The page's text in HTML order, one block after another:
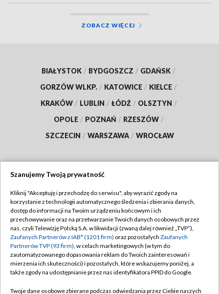
ZOBACZ WIĘCEJ
BIAŁYSTOK / BYDGOSZCZ / GDAŃSK /
GORZÓW WLKP. / KATOWICE / KIELCE /
KRAKÓW / LUBLIN / ŁÓDŹ / OLSZTYN /
OPOLE / POZNAŃ / RZESZÓW /
SZCZECIN / WARSZAWA / WROCŁAW
TVP
Abonament TVP
Emisja w TVP
Centrum informacji TVP
Naziemna Telewizja Cyfrowa
Regulamin TVP
Polityka prywatności
Moje zgody
Pomoc
Szanujemy Twoją prywatność
Kliknij "Akceptuję i przechodzę do serwisu", aby wyrazić zgody na
korzystanie z technologii automatycznego śledzenia i zbierania danych,
dostęp do informacji na Twoim urządzeniu końcowym i ich
przechowywanie oraz na przetwarzanie Twoich danych osobowych przez
nas, czyli Telewizję Polską S.A. w likwidacji (zwaną dalej również „TVP”),
Zaufanych Partnerów z IAB* (1201 firm) oraz pozostałych Zaufanych
Partnerów TVP (93 firm), w celach marketingowych (w tym do
zautomatyzowanego dopasowania reklam do Twoich zainteresowań i
mierzenia ich skuteczności) i pozostałych, które wskazujemy poniżej, a
także zgody na udostępnianie przez nas identyfikatora PPID do Google.
Twoje dane osobowe zbierane podczas odwiedzania przez Ciebie naszych